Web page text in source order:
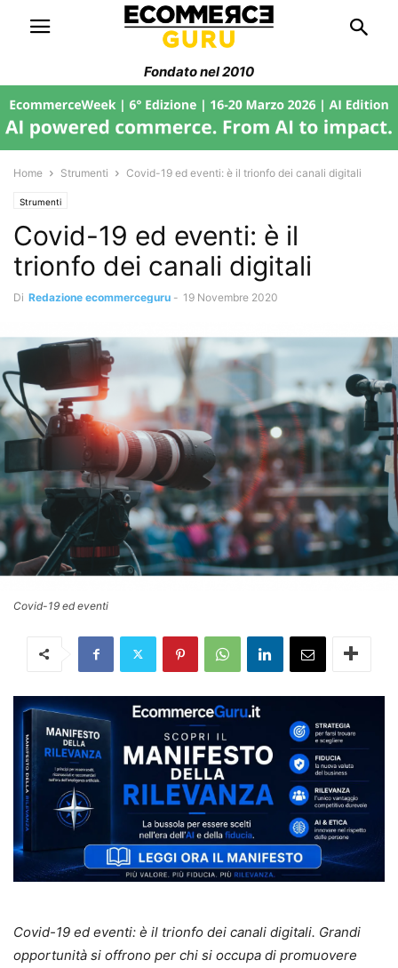
Fondato nel 2010
Home Strumenti Covid-19 ed eventi: è il trionfo dei canali digitali
Strumenti
Covid-19 ed eventi: è il
trionfo dei canali digitali
Di Redazione ecommerceguru - 19 Novembre 2020
Covid-19 ed eventi
Covid-19 ed eventi: è il trionfo dei canali digitali. Grandi
opportunità si offrono per chi si occupa di promuovere